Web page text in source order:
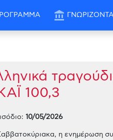
account_balance
100,3
10/05/2026
η ενημέρωση